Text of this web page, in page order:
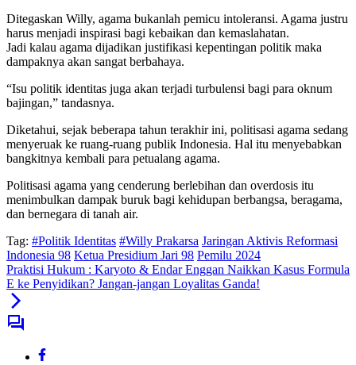
Ditegaskan Willy, agama bukanlah pemicu intoleransi. Agama justru
harus menjadi inspirasi bagi kebaikan dan kemaslahatan.
Jadi kalau agama dijadikan justifikasi kepentingan politik maka
dampaknya akan sangat berbahaya.
“Isu politik identitas juga akan terjadi turbulensi bagi para oknum
bajingan,” tandasnya.
Diketahui, sejak beberapa tahun terakhir ini, politisasi agama sedang
menyeruak ke ruang-ruang publik Indonesia. Hal itu menyebabkan
bangkitnya kembali para petualang agama.
Politisasi agama yang cenderung berlebihan dan overdosis itu
menimbulkan dampak buruk bagi kehidupan berbangsa, beragama,
dan bernegara di tanah air.
Tag: #Politik Identitas #Willy Prakarsa Jaringan Aktivis Reformasi
Indonesia 98 Ketua Presidium Jari 98 Pemilu 2024
Praktisi Hukum : Karyoto & Endar Enggan Naikkan Kasus Formula
E ke Penyidikan? Jangan-jangan Loyalitas Ganda!